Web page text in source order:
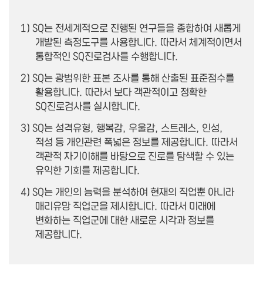
1) SQ는 전세계적으로 진행된 연구들을 종합하여 새롭게
개발된 측정도구를 사용합니다. 따라서 체계적이면서
통합적인 SQ진로검사를 수행합니다.
2) SQ는 광범위한 표본 조사를 통해 산출된 표준점수를
활용합니다. 따라서 보다 객관적이고 정확한
SQ진로검사를 실시합니다.
3) SQ는 성격유형, 행복감, 우울감, 스트레스, 인성,
적성 등 개인관련 폭넓은 정보를 제공합니다. 따라서
객관적 자기이해를 바탕으로 진로를 탐색할 수 있는
유익한 기회를 제공합니다.
4) SQ는 개인의 능력을 분석하여 현재의 직업뿐 아니라
매리유망 직업군을 제시합니다. 따라서 미래에
변화하는 직업군에 대한 새로운 시각과 정보를
제공합니다.